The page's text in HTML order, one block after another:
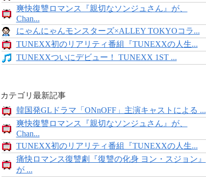
爽快復讐ロマンス『親切なソンジュさん』が、
Chan...
にゃんにゃんモンスターズ×ALLEY TOKYOコラ...
TUNEXX初のリアリティ番組『TUNEXXの人生...
TUNEXXついにデビュー！ TUNEXX 1ST ...
カテゴリ最新記事
韓国発GLドラマ「ONnOFF」主演キャストによる ...
爽快復讐ロマンス『親切なソンジュさん』が、
Chan...
TUNEXX初のリアリティ番組『TUNEXXの人生...
痛快ロマンス復讐劇『復讐の化身 ヨン・スジョン』
が ...